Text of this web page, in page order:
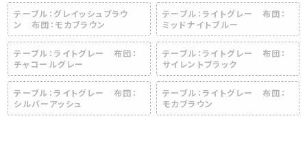
テーブル：グレイッシュブラウ
ン 布団：モカブラウン
テーブル：ライトグレー 布団：
ミッドナイトブルー
テーブル：ライトグレー 布団：
チャコールグレー
テーブル：ライトグレー 布団：
サイレントブラック
テーブル：ライトグレー 布団：
シルバーアッシュ
テーブル：ライトグレー 布団：
モカブラウン